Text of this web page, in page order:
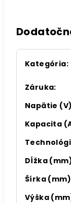
Kategória:
Záruka:
Napätie (V)
Kapacita
Dĺžka
Šírka (mm)
Výška